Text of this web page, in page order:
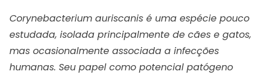
Corynebacterium auriscanis é uma espécie pouco
estudada, isolada principalmente de cães e gatos,
mas ocasionalmente associada a infecções
humanas. Seu papel como potencial patógeno